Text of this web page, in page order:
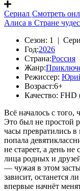
Сериал Смотреть
Алиса в Стране
Сезон: 1 |
Год:2026
Страна:Россия
Жанр:
Режиссер:
Возраст:6+
Качество: FHD
Всё началось с
Это был не простой
часы превратились
попала
не стареет, а день
лица родных и
— чужая в этом
зависит, останется
впервые начнёт